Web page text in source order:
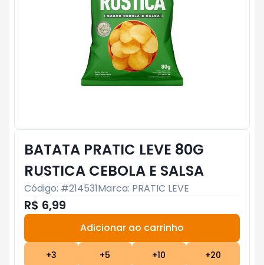
BATATA PRATIC LEVE 80G
RUSTICA CEBOLA E SALSA
Código: #214531Marca: PRATIC LEVE
R$ 6,99
Adicionar ao carrinho
+3 +5 +10 +20